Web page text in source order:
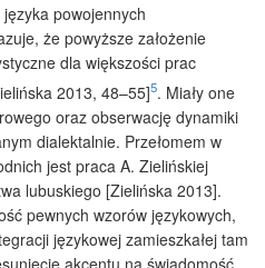
powojennych
że powyższe założenie
dla większości prac
2013, 48–55]5. Miały one
oraz obserwację dynamiki
dialektalnie. Przełomem w
jest praca A. Zielińskiej
lubuskiego [Zielińska 2013].
pewnych wzorów językowych,
językowej zamieszkałej tam
akcentu na świadomość